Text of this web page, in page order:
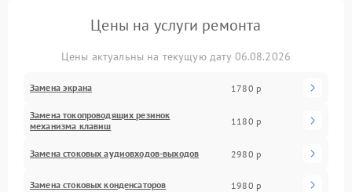
Цены на услуги ремонта
Цены актуальны на текущую дату 06.08.2026
Замена экрана 1780 р
Замена токопроводящих резинок
механизма клавиш
1180 р
Замена стоковых аудиовходов-выходов 2980 р
Замена стоковых конденсаторов 1980 р